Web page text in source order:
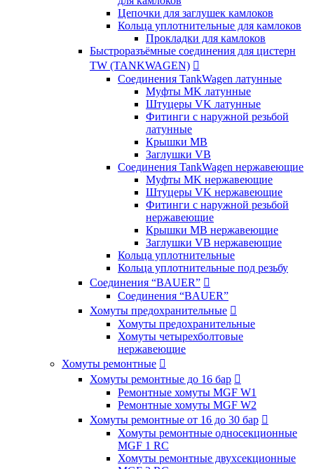
Цепочки для заглушек камлоков
Кольца уплотнительные для камлоков
Прокладки для камлоков
Быстроразъёмные соединения для цистерн
TW (TANKWAGEN) 
Соединения TankWagen латунные
Муфты MK латунные
Штуцеры VK латунные
Фитинги с наружной резьбой
латунные
Крышки MB
Заглушки VB
Соединения TankWagen нержавеющие
Муфты MK нержавеющие
Штуцеры VK нержавеющие
Фитинги с наружной резьбой
нержавеющие
Крышки MB нержавеющие
Заглушки VB нержавеющие
Кольца уплотнительные
Кольца уплотнительные под резьбу
Соединения “BAUER” 
Соединения “BAUER”
Хомуты предохранительные 
Хомуты предохранительные
Хомуты четырехболтовые
нержавеющие
Хомуты ремонтные 
Хомуты ремонтные до 16 бар 
Ремонтные хомуты MGF W1
Ремонтные хомуты MGF W2
Хомуты ремонтные от 16 до 30 бар 
Хомуты ремонтные односекционные
MGF 1 RC
Хомуты ремонтные двухсекционные